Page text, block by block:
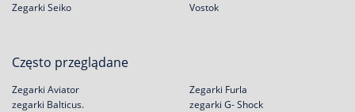
Zegarki Seiko
Vostok
Często przeglądane
Zegarki Aviator
zegarki Balticus.
Zegarki Furla
zegarki G- Shock